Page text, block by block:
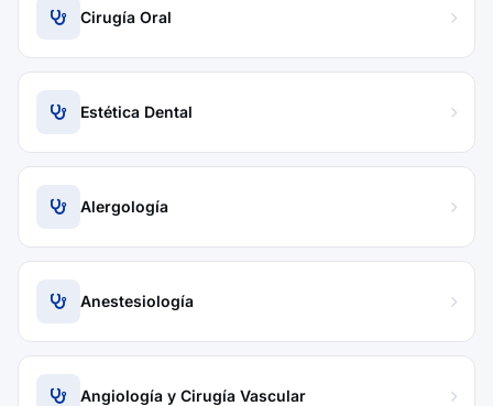
Cirugía Oral
Estética Dental
Alergología
Anestesiología
Angiología y Cirugía Vascular